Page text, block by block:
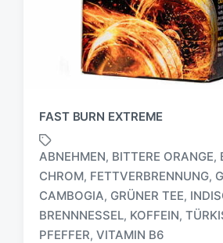
FAST BURN EXTREME
S
c
h
ABNEHMEN, BITTERE ORANGE,
CHROM, FETTVERBRENNUNG,
CAMBOGIA, GRÜNER TEE,
BRENNNESSEL, KOFFEIN,
PFEFFER, VITAMIN B6